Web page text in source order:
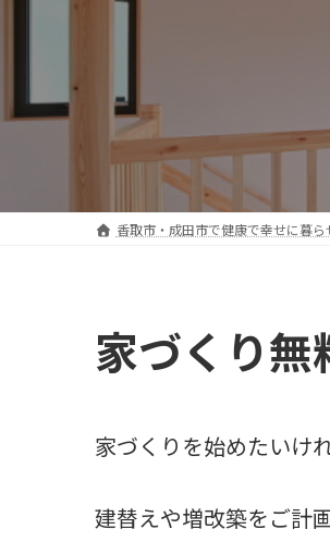
香取市・成田市で健康で幸せに暮
家づくり無
家づくりを始めたいけ
建替えや増改築をご計